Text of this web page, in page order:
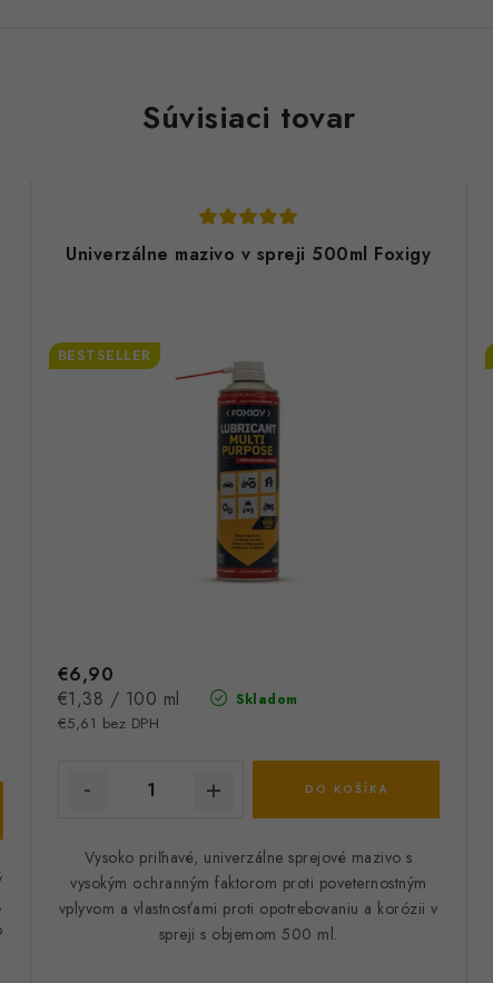
Súvisiaci tovar
Univerzálne mazivo v spreji 500ml Foxigy
BESTSELLER
Skladom
€5,61 bez DPH
€6,90
Jednotková
cena:
€1,38 / 100 ml
DO KOŠÍKA
Vysoko priľnavé, univerzálne sprejové mazivo s
vysokým ochranným faktorom proti poveternostným
vplyvom a vlastnosťami proti opotrebovaniu a korózii v
spreji s objemom 500 ml.